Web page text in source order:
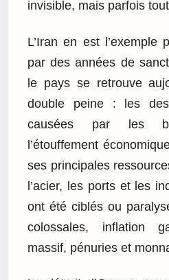
invisible, mais parfois
L’Iran en est l’exemple
par des années de
le pays se retrouve
double peine : les
causées par les
l’étouffement
ses principales
l’acier, les ports et les
ont été ciblés ou
colossales, inflation
massif, pénuries et